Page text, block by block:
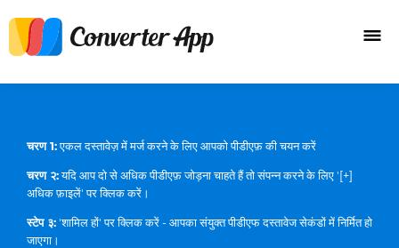
चरण 1:एकल दस्तावेज़ में मर्ज करने के लिए आपको पीडीएफ़ की चयन करें
चरण २:यदि आप दो से अधिक पीडीएफ़ जोड़ना चाहते हैं तो संपन्न करने के लिए '[+]
अधिक फ़ाइलें' पर क्लिक करें।
स्टेप ३: 'शामिल हों' पर क्लिक करें - आपका संयुक्त पीडीएफ दस्तावेज सेकंडों में निर्मित हो
जाएगा।